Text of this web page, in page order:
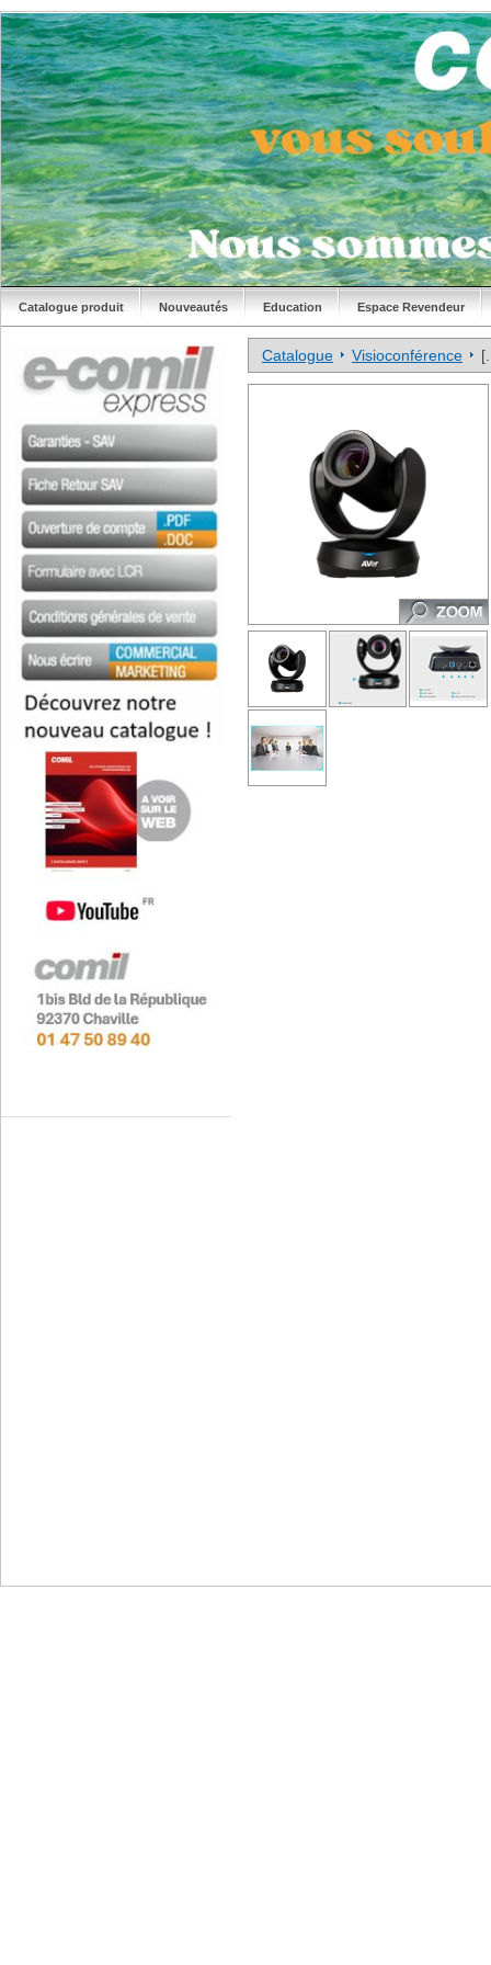
Catalogue produit Nouveautés Education Espace Revendeur
Catalogue Visioconférence